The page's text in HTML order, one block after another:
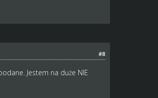
#8
Jestem na duże NIE